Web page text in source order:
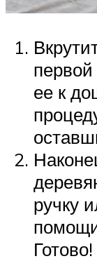
ее к
ручку
Готово!